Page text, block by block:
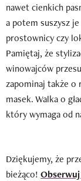
nawet cienkich
a potem suszysz
prostownicy czy
Pamiętaj, że
winowajców
zapominaj także o
masek. Walka o
który wymaga od
Dziękujemy, że
bieżąco!